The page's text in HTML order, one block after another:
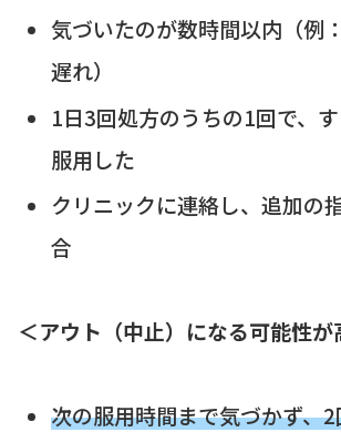
気づいたのが数時間以内（例
遅れ）
1日3回処方のうちの1回で、
服用した
クリニックに連絡し、追加の
合
＜アウト（中止）になる可能性が
次の服用時間まで気づかず、